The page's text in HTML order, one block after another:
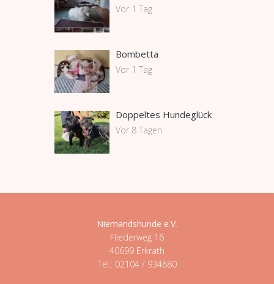
Vor 1 Tag
Bombetta
Vor 1 Tag
Doppeltes Hundeglück
Vor 8 Tagen
Niemandshunde e.V.
Fliederweg 16
40699 Erkrath
Tel.: 02104 / 934680